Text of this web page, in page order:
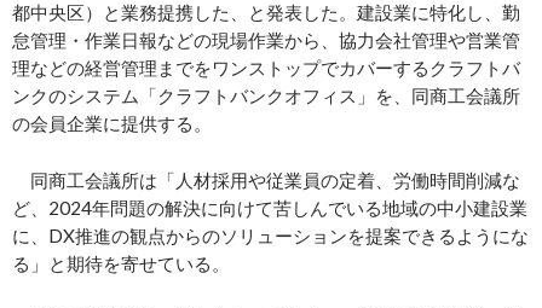
都中央区）と業務提携した、と発表した。建設業に特化し、勤
怠管理・作業日報などの現場作業から、協力会社管理や営業管
理などの経営管理までをワンストップでカバーするクラフトバ
ンクのシステム「クラフトバンクオフィス」を、同商工会議所
の会員企業に提供する。
同商工会議所は「人材採用や従業員の定着、労働時間削減な
ど、2024年問題の解決に向けて苦しんでいる地域の中小建設業
に、DX推進の観点からのソリューションを提案できるようにな
る」と期待を寄せている。